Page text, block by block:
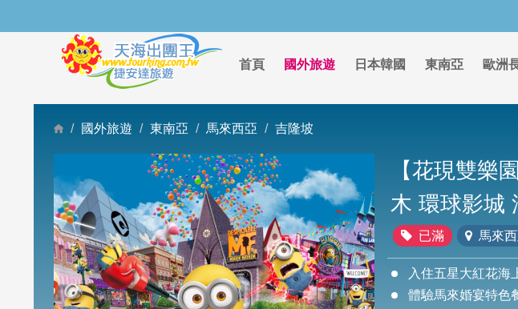
首頁 國外旅遊 日本韓國 東南亞 歐洲
國外旅遊 東南亞 馬來西亞 吉隆坡
【花現雙樂
木 環球影城
已滿 馬來
入住五星大紅花海
體驗馬來婚宴特色